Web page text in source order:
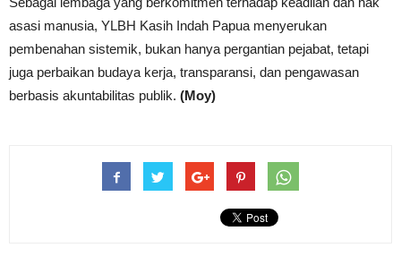
asasi manusia, YLBH Kasih Indah Papua menyerukan
pembenahan sistemik, bukan hanya pergantian pejabat, tetapi
juga perbaikan budaya kerja, transparansi, dan pengawasan
berbasis akuntabilitas publik. (Moy)